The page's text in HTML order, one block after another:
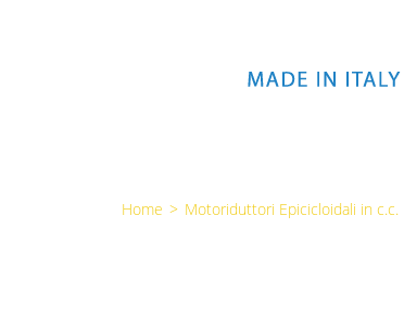
Home > Motoriduttori Epicicloidali in c.c.